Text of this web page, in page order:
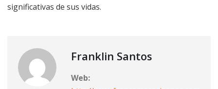
significativas de sus vidas.
Franklin Santos
Web: